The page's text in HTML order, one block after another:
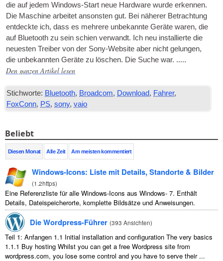
die auf jedem Windows-Start neue Hardware wurde erkennen.
Die Maschine arbeitet ansonsten gut. Bei näherer Betrachtung
entdeckte ich, dass es mehrere unbekannte Geräte waren, die
auf Bluetooth zu sein schien verwandt. Ich neu installierte die
neuesten Treiber von der Sony-Website aber nicht gelungen,
die unbekannten Geräte zu löschen. Die Suche war. .....
Den ganzen Artikel lesen
Stichworte: Bluetooth, Broadcom, Download, Fahrer,
FoxConn, PS,sony,vaio
Beliebt
Diesen Monat Alle Zeit Am meisten kommentiert
Windows-Icons: Liste mit Details, Standorte & Bilder
(1.2https)
Eine Referenzliste für alle Windows-Icons aus Windows- 7. Enthält
Details, Dateispeicherorte, komplette Bildsätze und Anweisungen.
Die Wordpress-Führer (393 Ansichten)
Teil 1: Anfangen 1.1 Initial installation and configuration The very basics
1.1.1 Buy hosting Whilst you can get a free Wordpress site from
wordpress.com, you lose some control and you have to serve their...